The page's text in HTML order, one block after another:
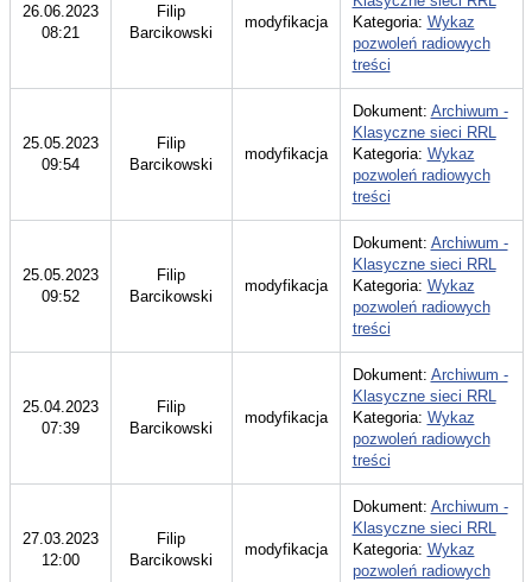
26.06.2023
08:21
Filip
Barcikowski
modyfikacja
Kategoria: Wykaz
pozwoleń radiowych
treści
25.05.2023
09:54
Filip
Barcikowski
modyfikacja
Dokument: Archiwum -
Klasyczne sieci RRL
Kategoria: Wykaz
pozwoleń radiowych
treści
25.05.2023
09:52
Filip
Barcikowski
modyfikacja
Dokument: Archiwum -
Klasyczne sieci RRL
Kategoria: Wykaz
pozwoleń radiowych
treści
25.04.2023
07:39
Filip
Barcikowski
modyfikacja
Dokument: Archiwum -
Klasyczne sieci RRL
Kategoria: Wykaz
pozwoleń radiowych
treści
27.03.2023
12:00
Filip
Barcikowski
modyfikacja
Dokument: Archiwum -
Klasyczne sieci RRL
Kategoria: Wykaz
pozwoleń radiowych